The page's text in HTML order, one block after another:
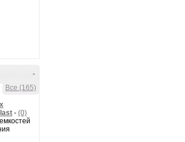
-
Все (165)
- (0)